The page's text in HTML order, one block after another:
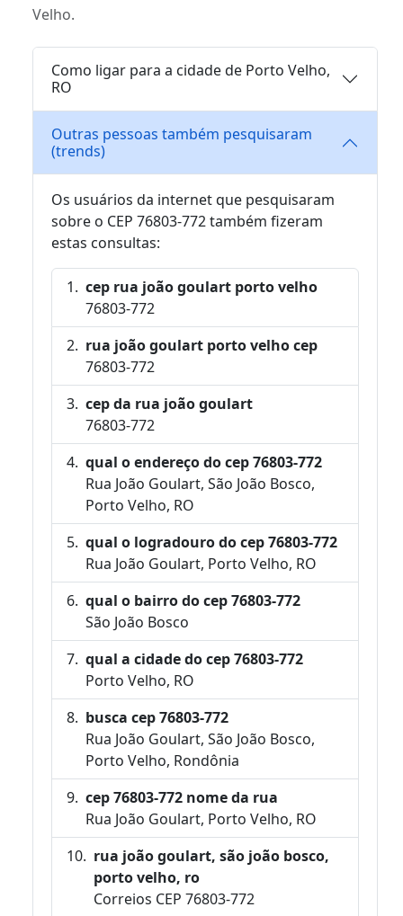
Velho.
Como ligar para a cidade de Porto Velho,
RO
Outras pessoas também pesquisaram
(trends)
Os usuários da internet que pesquisaram
sobre o CEP 76803-772 também fizeram
estas consultas:
cep rua joão goulart porto velho
76803-772
rua joão goulart porto velho cep
76803-772
cep da rua joão goulart
76803-772
qual o endereço do cep 76803-772
Rua João Goulart, São João Bosco,
Porto Velho, RO
qual o logradouro do cep 76803-772
Rua João Goulart, Porto Velho, RO
qual o bairro do cep 76803-772
São João Bosco
qual a cidade do cep 76803-772
Porto Velho, RO
busca cep 76803-772
Rua João Goulart, São João Bosco,
Porto Velho, Rondônia
cep 76803-772 nome da rua
Rua João Goulart, Porto Velho, RO
rua joão goulart, são joão bosco,
porto velho, ro
Correios CEP 76803-772